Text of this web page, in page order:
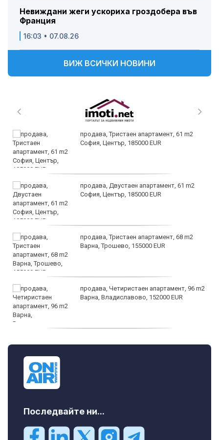
Невиждани жеги ускориха гроздобера във
Франция
16:03 • 07.08.26
ВИЖ ВСИЧКИ НОВИНИ
продава, Тристаен апартамент, 61 m2
София, Център, 185000 EUR
продава, Двустаен апартамент, 61 m2
София, Център, 185000 EUR
продава, Тристаен апартамент, 68 m2
Варна, Трошево, 155000 EUR
продава, Четиристаен апартамент, 96 m2
Варна, Владиславово, 152000 EUR
Последвайте ни...